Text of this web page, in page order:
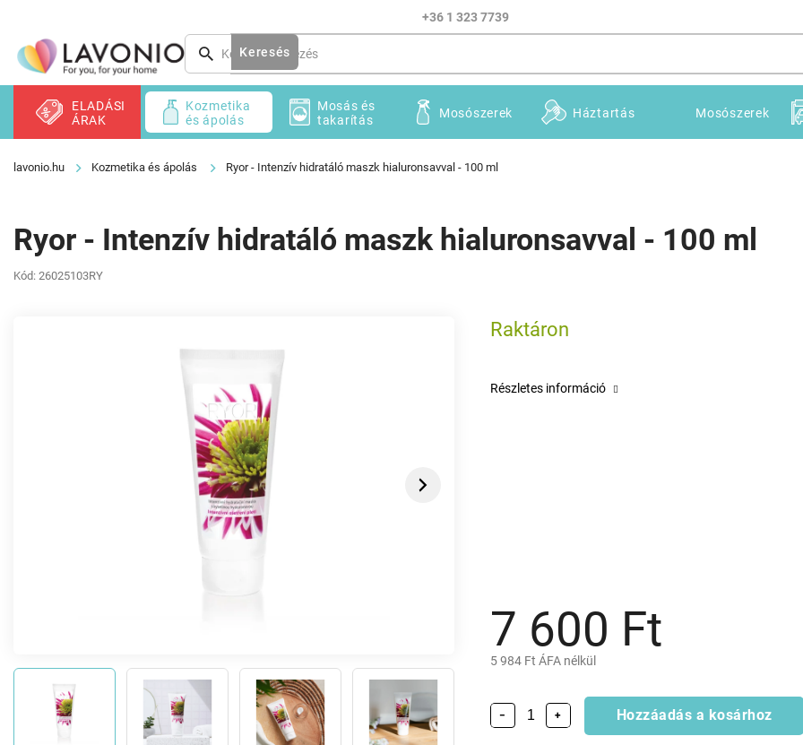
tartalomhoz
+36 1 323 7739
Keresés
ELADÁSI
ÁRAK
Kozmetika
és ápolás
Mosás és
takarítás
Mosószerek Háztartás Mosószerek
Kozmetika és ápolás Ryor - Intenzív hidratáló maszk hialuronsavval - 100 ml
Ryor - Intenzív hidratáló maszk hialuronsavval - 100 ml
Kód: 26025103RY
Next
7 600 Ft
5 984 Ft ÁFA nélkül
Raktáron
+
− Hozzáadás a kosárhoz
Részletes információ